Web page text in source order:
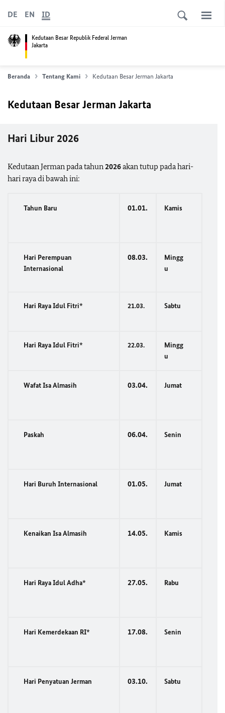
Kedutaan Besar Republik Federal Jerman
Jakarta
DE EN ID
Beranda Tentang Kami Kedutaan Besar Jerman Jakarta
Kedutaan Besar Jerman Jakarta
Hari Libur 2026
Kedutaan Jerman pada tahun2026akan tutup pada hari-
hari raya di bawah ini:
Tahun Baru 01.01. Kamis
Hari Perempuan
Internasional
08.03.
Mingg
u
Hari Raya Idul Fitri* 21.03. Sabtu
Hari Raya Idul Fitri* 22.03.
Mingg
u
Wafat Isa Almasih 03.04. Jumat
Paskah 06.04. Senin
Hari Buruh Internasional 01.05. Jumat
Kenaikan Isa Almasih 14.05. Kamis
Hari Raya Idul Adha* 27.05. Rabu
Hari Kemerdekaan RI* 17.08. Senin
Hari Penyatuan Jerman 03.10. Sabtu